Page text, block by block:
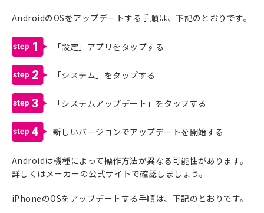
AndroidのOSをアップデートする手順は、下記のとおりです。
1 「設定」アプリをタップする
2 「システム」をタップする
3 「システムアップデート」をタップする
4 新しいバージョンでアップデートを開始する
Androidは機種によって操作方法が異なる可能性があります。
詳しくはメーカーの公式サイトで確認しましょう。
iPhoneのOSをアップデートする手順は、下記のとおりです。